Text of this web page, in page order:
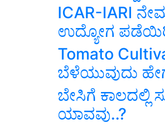
ICAR-IARI
ಉದ್ಯೋಗ
Tomato
ಬೆಳೆಯುವುದು
ಬೇಸಿಗೆ ಕಾಲದಲ್ಲಿ
ಯಾವವು..?